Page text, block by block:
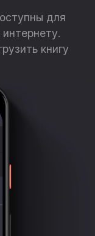
для
книгу